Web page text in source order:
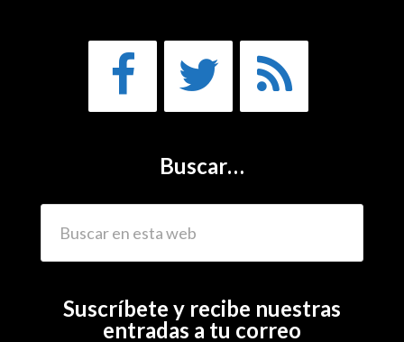
Buscar…
Suscríbete y recibe nuestras
entradas a tu correo